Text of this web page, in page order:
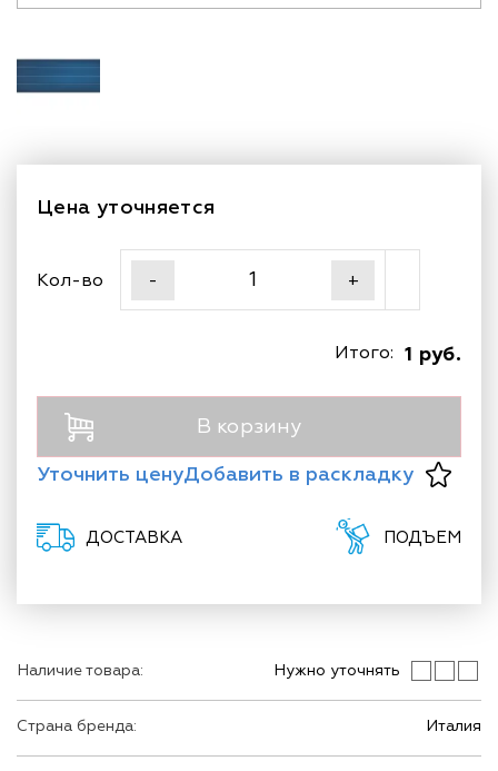
Наличие товара: Нужно уточнять
Страна бренда: Италия
Цена уточняется
Кол-во - +
1 руб.
Итого:
В корзину
Уточнить ценуДобавить в раскладку
ДОСТАВКА ПОДЪЕМ